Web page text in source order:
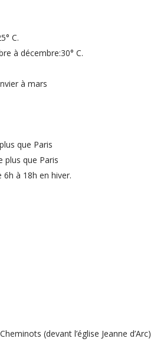
C.
à décembre:30° C.
à mars
que Paris
plus que Paris
à 18h en hiver.
(devant l’église Jeanne d’Arc)